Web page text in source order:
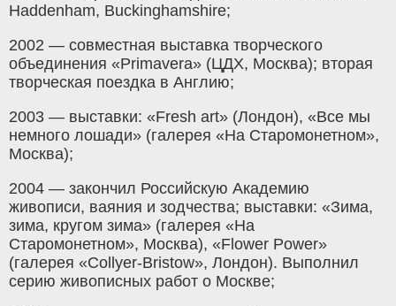
Haddenham, Buckinghamshire;
2002 — совместная выставка творческого
объединения «Primavera» (ЦДХ, Москва); вторая
творческая поездка в Англию;
2003 — выставки: «Fresh art» (Лондон), «Все мы
немного лошади» (галерея «На Старомонетном»,
Москва);
2004 — закончил Российскую Академию
живописи, ваяния и зодчества; выставки: «Зима,
зима, кругом зима» (галерея «На
Старомонетном», Москва), «Flower Power»
(галерея «Collyer-Bristow», Лондон). Выполнил
серию живописных работ о Москве;